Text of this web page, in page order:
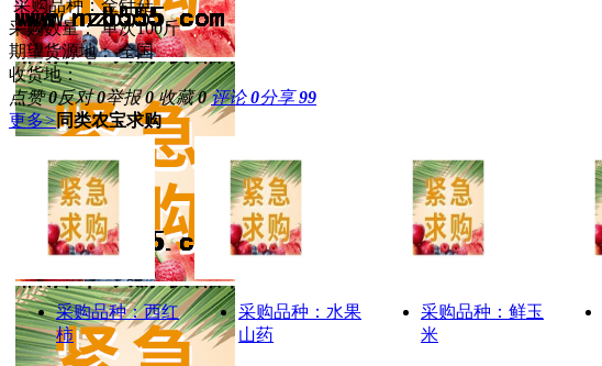
采购品种：金针菇
采购数量： 单次100斤
期望货源地： 全国
收货地：
点赞0反对0举报0 收藏0 评论0分享99
更多>同类农宝求购
采购品种：西红
柿
采购品种：水果
山药
采购品种：鲜玉
米